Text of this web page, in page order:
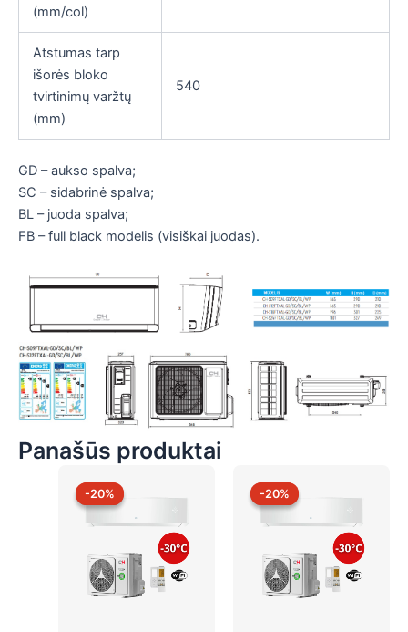
(mm/col)
Atstumas tarp
išorės bloko
tvirtinimų varžtų
(mm)
540
GD – aukso spalva;
SC – sidabrinė spalva;
BL – juoda spalva;
FB – full black modelis (visiškai juodas).
Panašūs produktai
-20%
-20% -20%
-20%